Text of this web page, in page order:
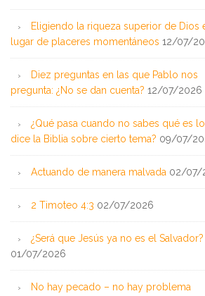
Eligiendo la riqueza superior de Dios
lugar de placeres momentáneos 12/07/
Diez preguntas en las que Pablo nos
pregunta: ¿No se dan cuenta? 12/07/2026
¿Qué pasa cuando no sabes qué es
dice la Biblia sobre cierto tema? 09/07/
Actuando de manera malvada 02/07/
2 Timoteo 4:3 02/07/2026
¿Será que Jesús ya no es el Salvador?
01/07/2026
No hay pecado – no hay problema